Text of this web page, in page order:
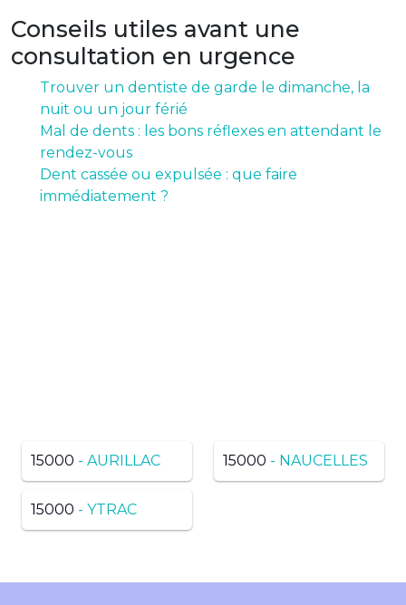
Conseils utiles avant une
consultation en urgence
Trouver un dentiste de garde le dimanche, la
nuit ou un jour férié
Mal de dents : les bons réflexes en attendant le
rendez-vous
Dent cassée ou expulsée : que faire
immédiatement ?
15000 - AURILLAC 15000 - NAUCELLES
15000 - YTRAC